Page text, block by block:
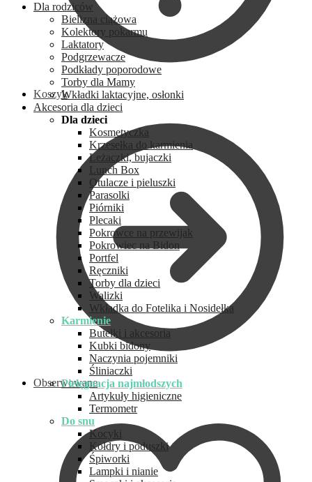
Koszyk
Obserwowane
Dla rodziców
Bielizna ciążowa
Kolektory pokarmu
Laktatory
Podgrzewacze
Podkłady poporodowe
Torby dla Mamy
Wkładki laktacyjne, osłonki
Akcesoria dla dzieci
Dla dzieci
Kosmetyczka
Krzesełka do karmienia
Leżaczki, bujaczki
Lunch Box
Otulacze i pieluszki
Parasolki
Piórniki
Plecaki
Pokrowce na przewijak
Pokrowiec na Bidon
Portfel
Ręczniki
Torby dla dzieci
Walizki
Wkładka do Fotelika i Nosidełka
Karmienie
Butelki i akcesoria
Kubki bidony
Naczynia pojemniki
Śliniaczki
Pielęgnacja najmłodszych
Artykuły higieniczne
Termometr
Do snu
Kocyki
Kołdry i poduszki
Śpiworki
Lampki i nianie